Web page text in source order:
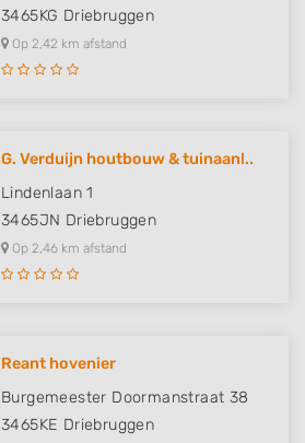
3465KG Driebruggen
Op 2,42 km afstand
G. Verduijn houtbouw & tuinaanl..
Lindenlaan 1
3465JN Driebruggen
Op 2,46 km afstand
Reant hovenier
Burgemeester Doormanstraat 38
3465KE Driebruggen